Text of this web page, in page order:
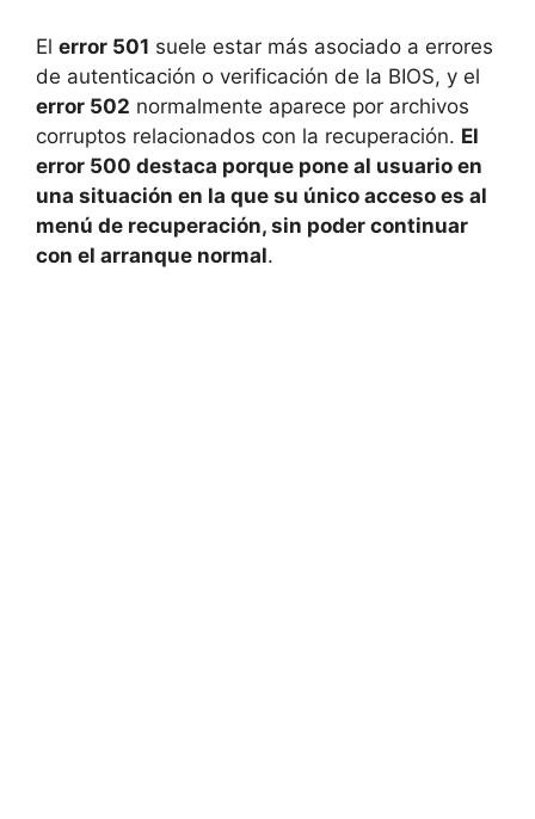
El error 501 suele estar más asociado a errores
de autenticación o verificación de la BIOS, y el
error 502 normalmente aparece por archivos
corruptos relacionados con la recuperación. El
error 500 destaca porque pone al usuario en
una situación en la que su único acceso es al
menú de recuperación, sin poder continuar
con el arranque normal.